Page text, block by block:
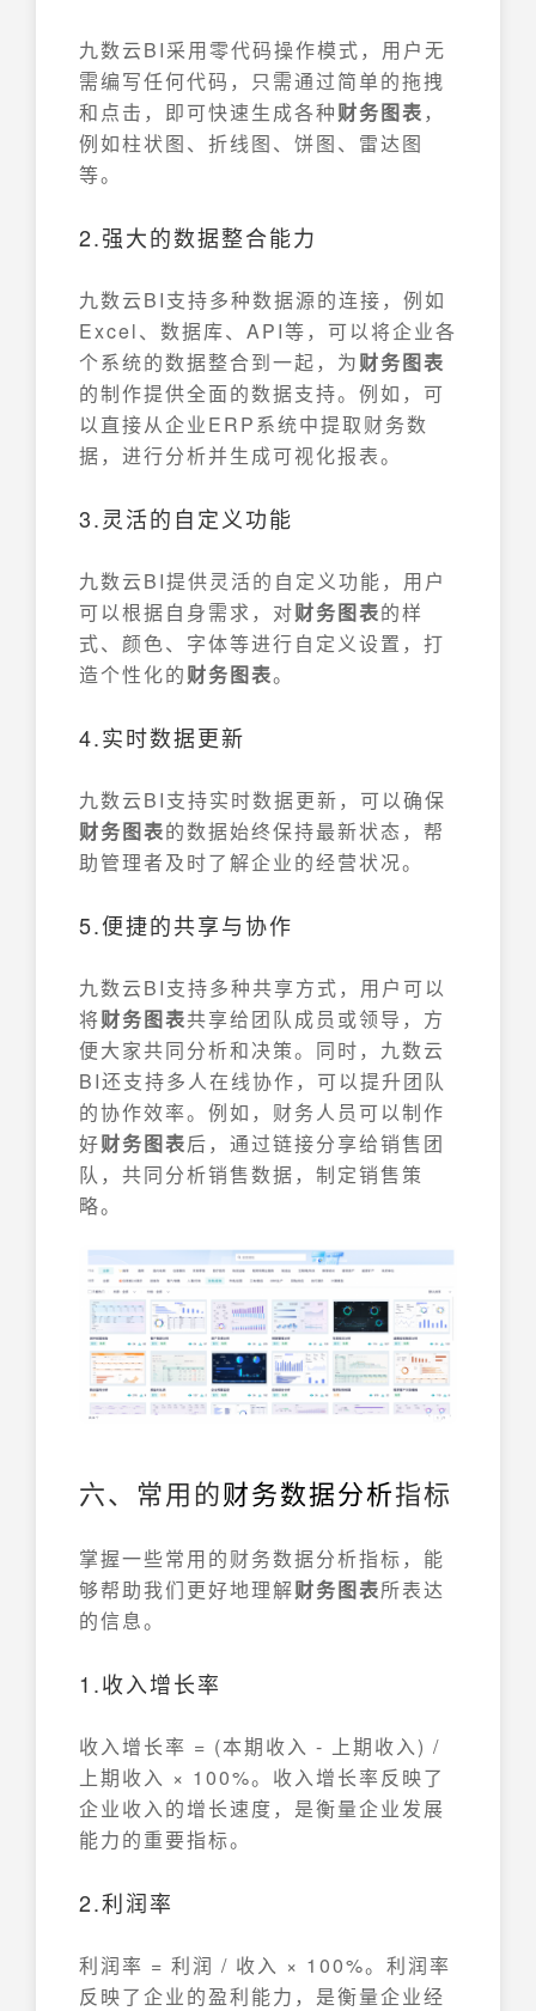
九数云BI采用零代码操作模式，用户无
需编写任何代码，只需通过简单的拖拽
和点击，即可快速生成各种财务图表 ，
例如柱状图、折线图、饼图、雷达图
等。
2.强大的数据整合能力
九数云BI支持多种数据源的连接，例如
Excel、数据库、API等，可以将企业各
个系统的数据整合到一起，为财务图表
的制作提供全面的数据支持。例如，可
以直接从企业ERP系统中提取财务数
据，进行分析并生成可视化报表。
3.灵活的自定义功能
九数云BI提供灵活的自定义功能，用户
可以根据自身需求，对财务图表的样
式、颜色、字体等进行自定义设置，打
造个性化的财务图表。
4.实时数据更新
九数云BI支持实时数据更新，可以确保
财务图表的数据始终保持最新状态，帮
助管理者及时了解企业的经营状况。
5.便捷的共享与协作
九数云BI支持多种共享方式，用户可以
将财务图表共享给团队成员或领导，方
便大家共同分析和决策。同时，九数云
BI还支持多人在线协作，可以提升团队
的协作效率。例如，财务人员可以制作
好财务图表后，通过链接分享给销售团
队，共同分析销售数据，制定销售策
略。
六、常用的财务数据分析指标
掌握一些常用的财务数据分析指标，能
够帮助我们更好地理解财务图表所表达
的信息。
1.收入增长率
收入增长率 = (本期收入 - 上期收入) /
上期收入 × 100%。收入增长率反映了
企业收入的增长速度，是衡量企业发展
能力的重要指标。
2.利润率
利润率 = 利润 / 收入 × 100%。利润率
反映了企业的盈利能力，是衡量企业经